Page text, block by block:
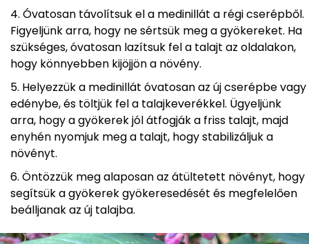
Óvatosan távolítsuk el a medinillát a régi cserépből.
Figyeljünk arra, hogy ne sértsük meg a gyökereket. Ha
szükséges, óvatosan lazítsuk fel a talajt az oldalakon,
hogy könnyebben kijöjjön a növény.
Helyezzük a medinillát óvatosan az új cserépbe vagy
edénybe, és töltjük fel a talajkeverékkel. Ügyeljünk
arra, hogy a gyökerek jól átfogják a friss talajt, majd
enyhén nyomjuk meg a talajt, hogy stabilizáljuk a
növényt.
Öntözzük meg alaposan az átültetett növényt, hogy
segítsük a gyökerek gyökeresedését és megfelelően
beálljanak az új talajba.